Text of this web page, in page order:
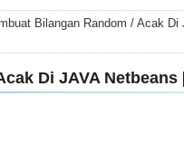
Bilangan Random / Acak
Di JAVA